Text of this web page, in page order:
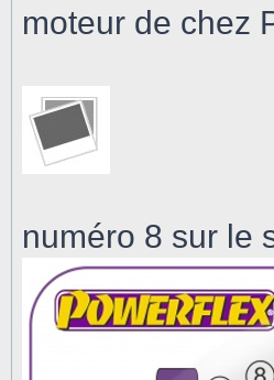
moteur de chez
numéro 8 sur le